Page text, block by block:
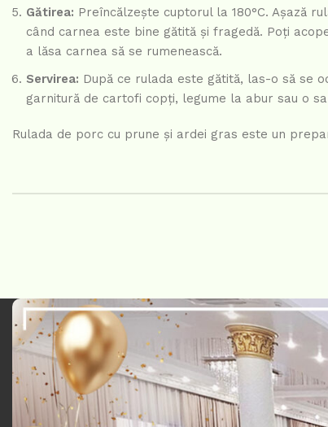
Gătirea: Preîncălzește cuptorul la 180°C. Așază
când carnea este bine gătită și fragedă. Poți
a lăsa carnea să se rumenească.
Servirea: După ce rulada este gătită, las-o să se
garnitură de cartofi copți, legume la abur sau o
Rulada de porc cu prune și ardei gras este un